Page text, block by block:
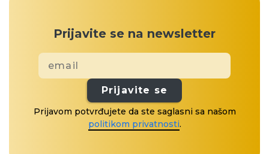
Prijavite se na newsletter
Prijavite se
Prijavom potvrđujete da ste saglasni sa našom
politikom privatnosti.